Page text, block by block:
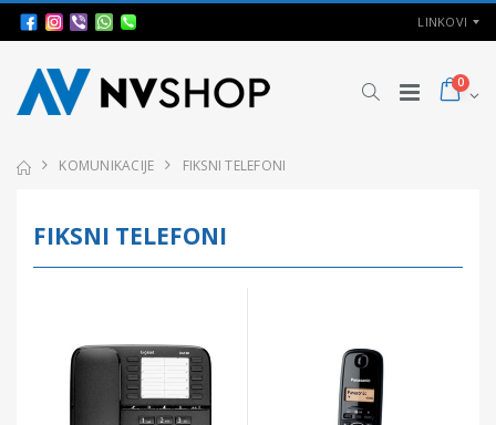
LINKOVI
0
KOMUNIKACIJE FIKSNI TELEFONI
FIKSNI TELEFONI